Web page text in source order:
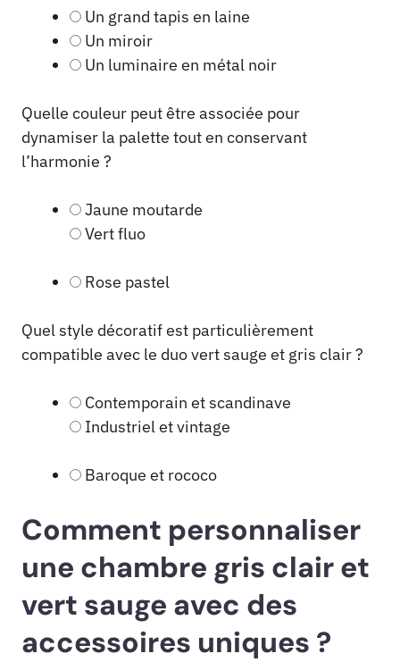
Un grand tapis en laine
Un miroir
Un luminaire en métal noir
Quelle couleur peut être associée pour
dynamiser la palette tout en conservant
l’harmonie ?
Jaune moutarde
Vert fluo
Rose pastel
Quel style décoratif est particulièrement
compatible avec le duo vert sauge et gris clair ?
Contemporain et scandinave
Industriel et vintage
Baroque et rococo
Comment personnaliser
une chambre gris clair et
vert sauge avec des
accessoires uniques ?